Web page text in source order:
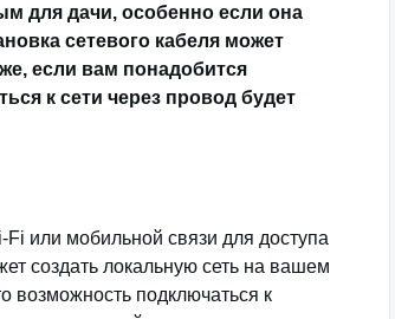
для дачи, особенно если она
сетевого кабеля может
если вам понадобится
к сети через провод будет
или мобильной связи для доступа
создать локальную сеть на вашем
возможность подключаться к